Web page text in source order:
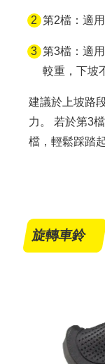
第2檔：適
第3檔：適
較重，下坡
建議於上坡路
力。 若於第3
檔，輕鬆踩踏起
旋轉車鈴